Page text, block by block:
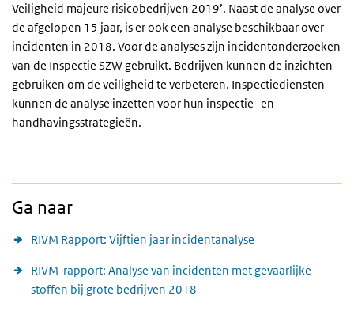
Veiligheid majeure risicobedrijven 2019’. Naast de analyse over
de afgelopen 15 jaar, is er ook een analyse beschikbaar over
incidenten in 2018. Voor de analyses zijn incidentonderzoeken
van de Inspectie SZW gebruikt. Bedrijven kunnen de inzichten
gebruiken om de veiligheid te verbeteren. Inspectiediensten
kunnen de analyse inzetten voor hun inspectie- en
handhavingsstrategieën.
Ga naar
RIVM Rapport: Vijftien jaar incidentanalyse
RIVM-rapport: Analyse van incidenten met gevaarlijke
stoffen bij grote bedrijven 2018